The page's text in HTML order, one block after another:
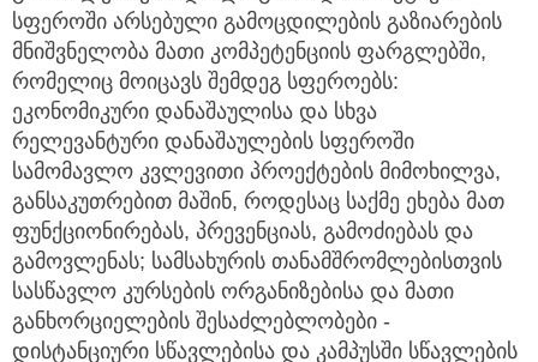
სფეროში არსებული გამოცდილების გაზიარების
მნიშვნელობა მათი კომპეტენციის ფარგლებში,
რომელიც მოიცავს შემდეგ სფეროებს:
ეკონომიკური დანაშაულისა და სხვა
რელევანტური დანაშაულების სფეროში
სამომავლო კვლევითი პროექტების მიმოხილვა,
განსაკუთრებით მაშინ, როდესაც საქმე ეხება მათ
ფუნქციონირებას, პრევენციას, გამოძიებას და
გამოვლენას; სამსახურის თანამშრომლებისთვის
სასწავლო კურსების ორგანიზებისა და მათი
განხორციელების შესაძლებლობები -
დისტანციური სწავლებისა და კამპუსში სწავლების